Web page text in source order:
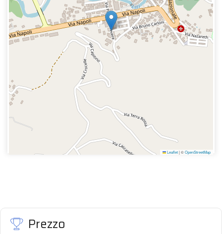
Leaflet|©OpenStreetMap
Prezzo